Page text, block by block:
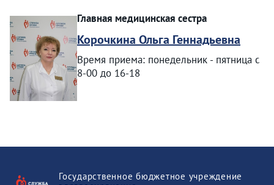
Главная медицинская сестра
Корочкина Ольга Геннадьевна
Время приема: понедельник - пятница с
8-00 до 16-18
Государственное бюджетное учреждение